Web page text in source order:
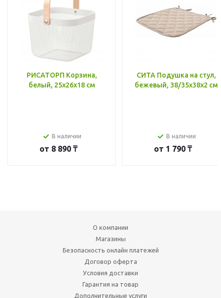
РИСАТОРП Корзина,
белый, 25x26x18 см
В наличии
от 8 890 ₸
СИТА Подушка на стул,
бежевый, 38/35x38x2 см
В наличии
от 1 790 ₸
О компании
Магазины
Безопасность онлайн платежей
Договор оферта
Условия доставки
Гарантия на товар
Дополнительные услуги